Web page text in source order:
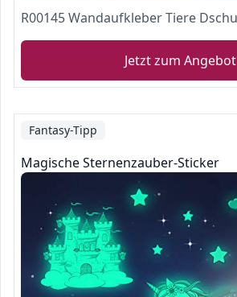
Jetzt zum Angebot
Fantasy-Tipp
Magische Sternenzauber-Sticker